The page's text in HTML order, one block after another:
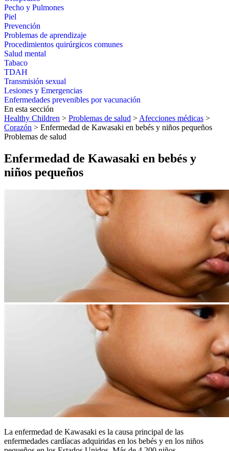
Pecho y Pulmones
Piel
Prevención
Problemas de aprendizaje
Procedimientos quirúrgicos comunes
Salud mental
Tabaco
TDAH
Transmisión sexual
Lesiones y Emergencias
Enfermedades prevenibles por vacunación
En esta sección
Healthy Children > Problemas de salud > Afecciones médicas >
Corazón > Enfermedad de Kawasaki en bebés y niños pequeños
Problemas de salud
Enfermedad de Kawasaki en bebés y
niños pequeños
​La enfermedad de Kawasaki es la causa principal de las
enfermedades cardíacas adquiridas en los bebés y en los niños